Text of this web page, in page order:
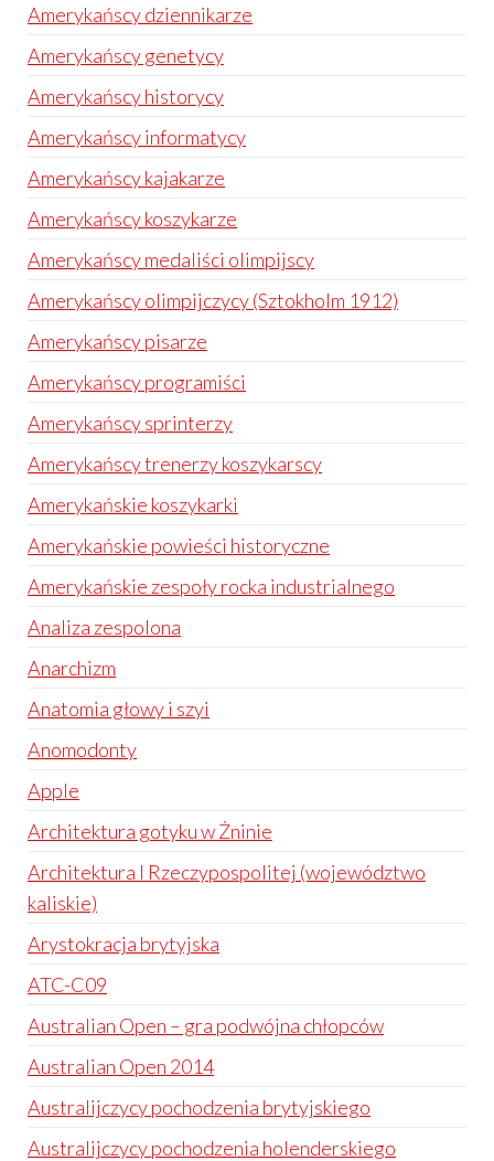
Amerykańscy dziennikarze
Amerykańscy genetycy
Amerykańscy historycy
Amerykańscy informatycy
Amerykańscy kajakarze
Amerykańscy koszykarze
Amerykańscy medaliści olimpijscy
Amerykańscy olimpijczycy (Sztokholm 1912)
Amerykańscy pisarze
Amerykańscy programiści
Amerykańscy sprinterzy
Amerykańscy trenerzy koszykarscy
Amerykańskie koszykarki
Amerykańskie powieści historyczne
Amerykańskie zespoły rocka industrialnego
Analiza zespolona
Anarchizm
Anatomia głowy i szyi
Anomodonty
Apple
Architektura gotyku w Żninie
Architektura I Rzeczypospolitej (województwo
kaliskie)
Arystokracja brytyjska
ATC-C09
Australian Open – gra podwójna chłopców
Australian Open 2014
Australijczycy pochodzenia brytyjskiego
Australijczycy pochodzenia holenderskiego